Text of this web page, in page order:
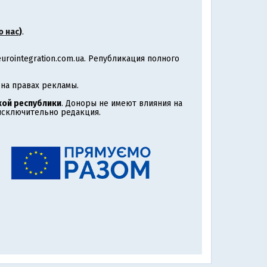
нас).
Републикация полного
правах рекламы.
республики. Доноры не имеют влияния на
редакция.